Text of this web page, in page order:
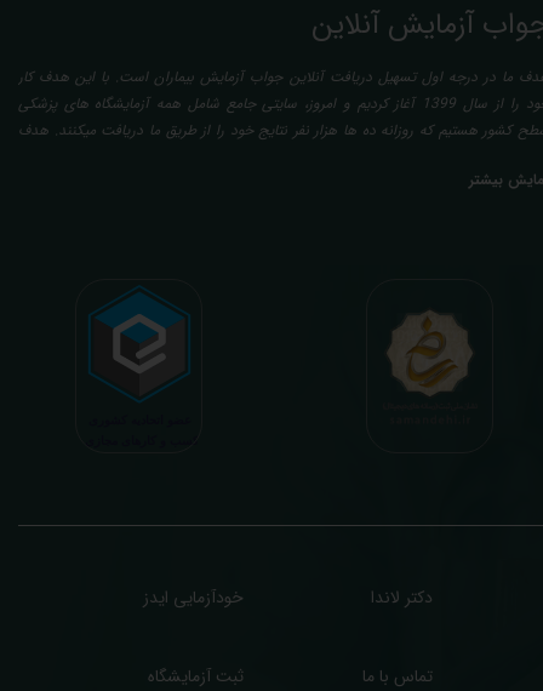
آزمایش آنلاین
ما در درجه اول تسهیل دریافت آنلاین جواب آزمایش بیماران است. با این هدف کار
خود را از سال 1399 آغاز کردیم و امروز، سایتی جامع شامل همه آزمایشگاه های پزشکی
کشور هستیم که روزانه ده ها هزار نفر نتایج خود را از طریق ما دریافت میکنند. هدف
با تایید و مهر پزشک متخصص) میباشد. رسالت ما در تفسیر، استخراج حداکثر
بیمه ها، افزایش تمایل افراد به انجام آزمایش (با دریافت اطلاعاتی دقیقتر، کاربردی، قابل
و شخصی سازی شده) میگردد. تا درنهایت به جامعه ای سالم تر برای تبدیل شدن به
پیشرفته (دیر و زود داره سوخت و سوز نداره...) برسیم. قابل ذکر است که جواب
آنلاین به نتایج هیچ یک از کاربران بصورت مستقیم دسترسی ندارد و موارد تفسیر نیز
با درخواست و ارسال خود کاربر انجام میگیرد و ما تابع اصول اخلاق پزشکی و حرفه ای
بیشتر
دکتر لاندا خودآزمایی ایدز
ثبت آزمایشگاه تماس با ما